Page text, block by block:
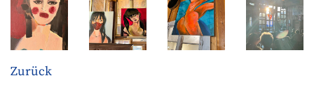
Zurück